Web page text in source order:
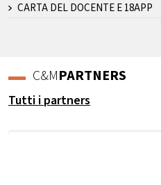
CARTA DEL DOCENTE E 18APP
C&MPARTNERS
Tutti i partners